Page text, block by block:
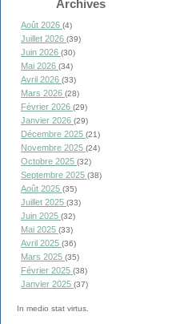
Archives
Août 2026 (4)
Juillet 2026 (39)
Juin 2026 (30)
Mai 2026 (34)
Avril 2026 (33)
Mars 2026 (28)
Février 2026 (29)
Janvier 2026 (29)
Décembre 2025 (21)
Novembre 2025 (24)
Octobre 2025 (32)
Septembre 2025 (38)
Août 2025 (35)
Juillet 2025 (33)
Juin 2025 (32)
Mai 2025 (33)
Avril 2025 (36)
Mars 2025 (35)
Février 2025 (38)
Janvier 2025 (37)
In medio stat virtus.